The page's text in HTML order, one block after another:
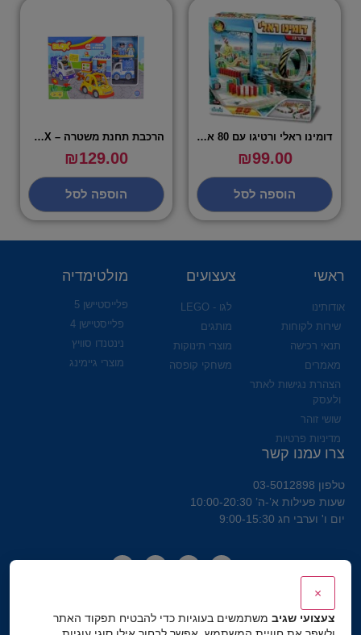
דומינו ראלי ורטיגו עם 80 אבנים
₪99.00
הוספה לסל
הרכבת תחנת משטרה – SPARK BLOX
₪129.00
הוספה לסל
ראשי
אודותינו
שירות לקוחות
תנאי רכישה
מאמרים
הצהרת נגישות לאתר
ולעסק
שושי זוהר
מדיניות פרטיות
צעצועים
לגו - LEGO
מותגים
מוצרי תינוקות
משחקי קופסה
מולטימדיה
פלייסטיישן 5
פלייסטיישן 4
נינטנדו סוויץ
מוצרי גיימינג
צרו עמנו קשר
טלפון 03-5012898
שעות פעילות א’-ה’ 10:00-20:30
יום ו' וערבי חג 9:00-15:30
×
צעצועי שגיב משתמשים בעוגיות כדי להבטיח תפקוד האתר